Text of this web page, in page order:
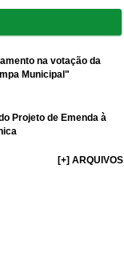
na votação da
Municipal"
Projeto de Emenda à
[+] ARQUIVOS